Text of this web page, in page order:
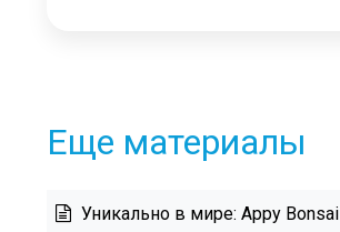
Еще материалы
Уникально в мире: Appy Bonsai